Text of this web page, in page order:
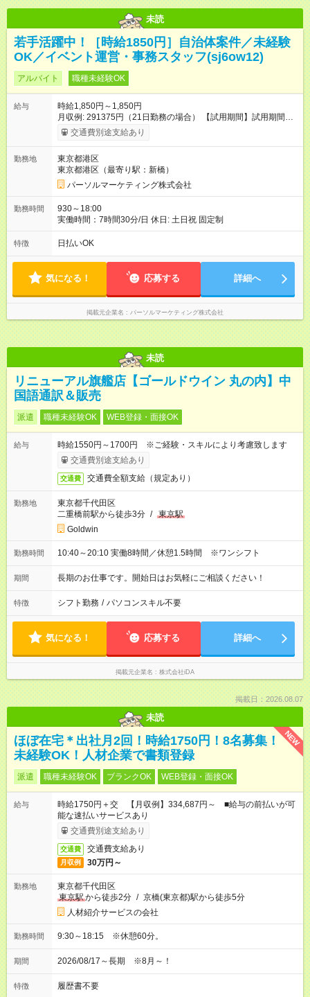
未読
若手活躍中！［時給1850円］自治体案件／未経験
OK／イベント運営・事務スタッフ(sj6ow12)
アルバイト 職種未経験OK
給与
時給1,850円～1,850円
月収例: 291375円（21日勤務の場合） 【試用期間】試用期間な
し 交通費別途支給あり
勤務地
東京都港区
東京都港区（最寄り駅：新橋）
パーソルマーケティング株式会社
勤務時間
930～18:00
実働時間：7時間30分/日 休日: 土日祝 固定制
特徴 日払いOK
気になる！ 応募する 詳細へ
掲載元企業名 パーソルマーケティング株式会社
未読
リニューアル旗艦店【ゴールドウイン 丸の内】中
国語通訳＆販売
派遣 職種未経験OK WEB登録・面接OK
給与
時給1550円～1700円 ※ご経験・スキルにより考慮致します
交通費別途支給あり
交通費 交通費全額支給（規定あり）
勤務地
東京都千代田区
二重橋前駅から徒歩3分 / 東京駅
Goldwin
勤務時間 10:40～20:10 実働8時間／休憩1.5時間 ※ワンシフト
期間 長期のお仕事です。開始日はお気軽にご相談ください！
特徴 シフト勤務 / パソコンスキル不要
気になる！ 応募する 詳細へ
掲載元企業名 株式会社iDA
掲載日：2026.08.07
未読
NEW
ほぼ在宅＊出社月2回！時給1750円！8名募集！
未経験OK！人材企業で書類登録
派遣 職種未経験OK ブランクOK WEB登録・面接OK
給与
時給1750円＋交 【月収例】334,687円～ ■給与の前払いが可
能な速払いサービスあり
交通費別途支給あり
交通費 交通費支給あり
月収例 30万円～
勤務地
東京都千代田区
東京駅から徒歩2分 / 京橋(東京都)駅から徒歩5分
人材紹介サービスの会社
勤務時間 9:30～18:15 ※休憩60分。
期間 2026/08/17～長期 ※8月～！
特徴 履歴書不要